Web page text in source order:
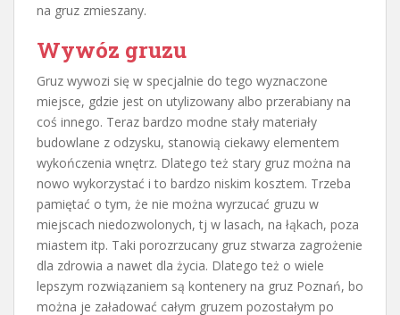
na gruz zmieszany.
Wywóz gruzu
Gruz wywozi się w specjalnie do tego wyznaczone
miejsce, gdzie jest on utylizowany albo przerabiany na
coś innego. Teraz bardzo modne stały materiały
budowlane z odzysku, stanowią ciekawy elementem
wykończenia wnętrz. Dlatego też stary gruz można na
nowo wykorzystać i to bardzo niskim kosztem. Trzeba
pamiętać o tym, że nie można wyrzucać gruzu w
miejscach niedozwolonych, tj w lasach, na łąkach, poza
miastem itp. Taki porozrzucany gruz stwarza zagrożenie
dla zdrowia a nawet dla życia. Dlatego też o wiele
lepszym rozwiązaniem są kontenery na gruz Poznań, bo
można je załadować całym gruzem pozostałym po